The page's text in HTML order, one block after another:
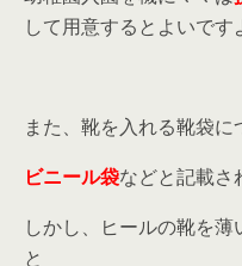
して用意するとよいです
また、靴を入れる靴袋
ビニール袋などと記載さ
しかし、ヒールの靴を
と